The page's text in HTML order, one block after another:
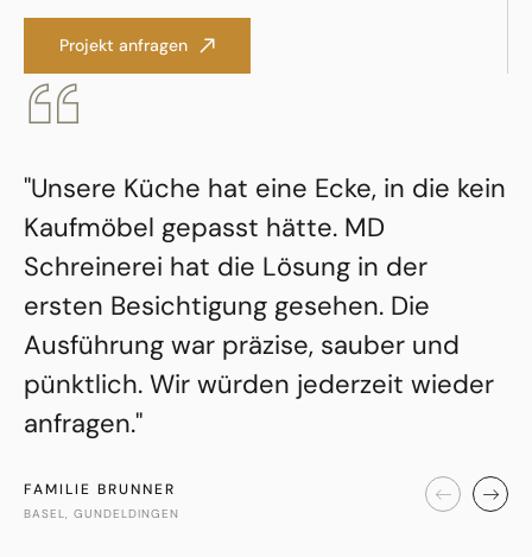
Projekt anfragen
"Unsere Küche hat eine Ecke, in die kein
Kaufmöbel gepasst hätte. MD
Schreinerei hat die Lösung in der
ersten Besichtigung gesehen. Die
Ausführung war präzise, sauber und
pünktlich. Wir würden jederzeit wieder
anfragen."
FAMILIE BRUNNER
BASEL, GUNDELDINGEN